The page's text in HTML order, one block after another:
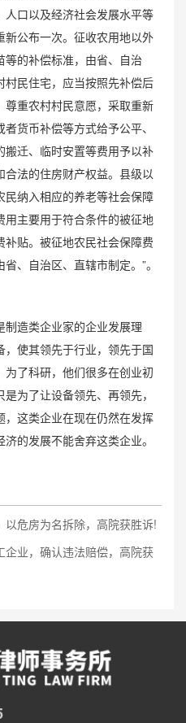
口以及经济社会发展水平等
公布一次。征收农用地以外
的补偿标准，由省、自治
民住宅，应当按照先补偿后
重农村村民意愿，采取重新
货币补偿等方式给予公平、
迁、临时安置等费用予以补
法的住房财产权益。县级以
民纳入相应的养老等社会保障
主要用于符合条件的被征地
贴。被征地农民社会保障费
、自治区、直辖市制定。”。
造类企业家的企业发展理
使其领先于行业，领先于国
了科研，他们很多在创业初
为了让设备领先、再领先，
这类企业在现在仍然在发挥
的发展不能舍弃这类企业。
以危房为名拆除，高院获胜诉!
企业，确认违法赔偿，高院获